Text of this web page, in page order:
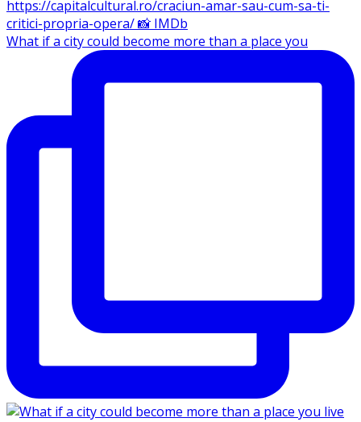
What if a city could become more than a place you